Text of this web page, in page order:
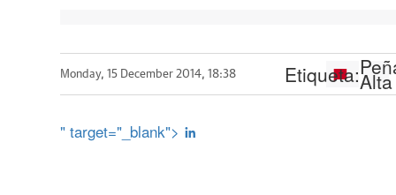
Monday, 15 December 2014, 18:38 Etiqueta:Alta
" target="_blank">